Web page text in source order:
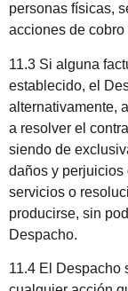
personas físicas,
acciones de
11.3 Si alguna
establecido, el
alternativamente,
a resolver el
siendo de
daños y
servicios o
producirse, sin
Despacho.
11.4 El Despacho